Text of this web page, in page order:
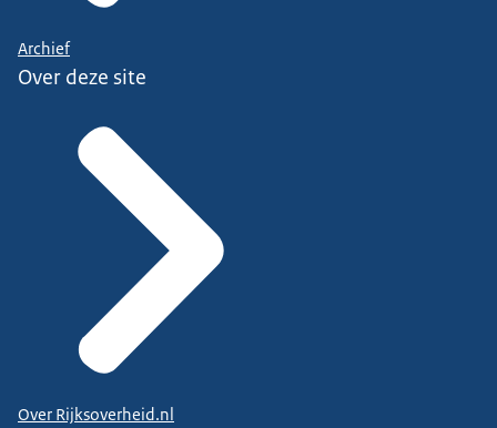
Archief
Over deze site
Over Rijksoverheid.nl